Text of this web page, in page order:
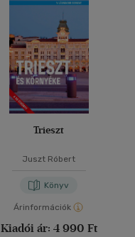
Trieszt
Juszt Róbert
Könyv
Árinformációk
Kiadói ár: 4 990 Ft